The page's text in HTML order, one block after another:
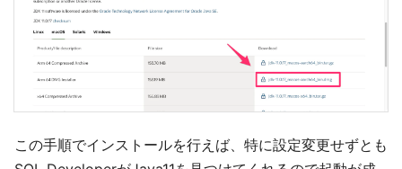
この手順でインストールを行えば、特に設定変更せずとも